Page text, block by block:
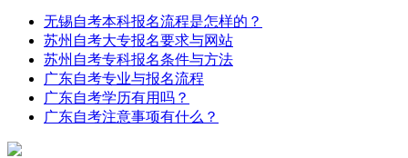
无锡自考本科报名流程是怎样的？
苏州自考大专报名要求与网站
苏州自考专科报名条件与方法
广东自考专业与报名流程
广东自考学历有用吗？
广东自考注意事项有什么？